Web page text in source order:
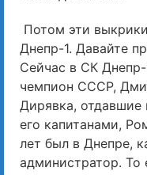
Потом эти
Днепр-1. Давайте
Сейчас в СК
чемпион СССР,
Дирявка, отдавшие
его капитанами,
лет был в Днепре,
администратор. То